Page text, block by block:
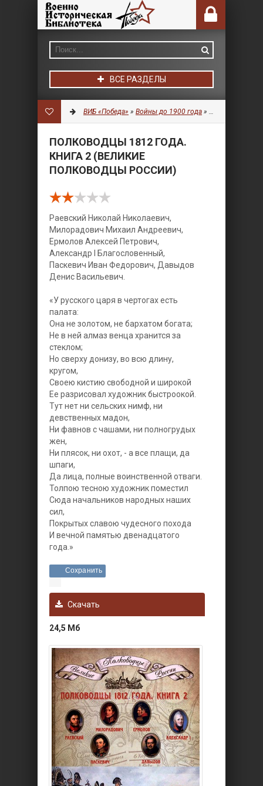
ВСЕ РАЗДЕЛЫ
ВИБ «Победа» » Войны до 1900 года » История
ПОЛКОВОДЦЫ 1812 ГОДА.
КНИГА 2 (ВЕЛИКИЕ
ПОЛКОВОДЦЫ РОССИИ)
Раевский Николай Николаевич,
Милорадович Михаил Андреевич,
Ермолов Алексей Петрович,
Александр I Благословенный,
Паскевич Иван Федорович, Давыдов
Денис Васильевич.
«У русского царя в чертогах есть
палата:
Она не золотом, не бархатом богата;
Не в ней алмаз венца хранится за
стеклом;
Но сверху донизу, во всю длину,
кругом,
Своею кистию свободной и широкой
Ее разрисовал художник быстроокой.
Тут нет ни сельских нимф, ни
девственных мадон,
Ни фавнов с чашами, ни полногрудых
жен,
Ни плясок, ни охот, - а все плащи, да
шпаги,
Да лица, полные воинственной отваги.
Толпою тесною художник поместил
Сюда начальников народных наших
сил,
Покрытых славою чудесного похода
И вечной памятью двенадцатого
года.»
Сохранить
Скачать
24,5 Мб